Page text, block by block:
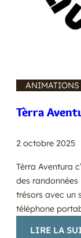
ANIMATIONS
Tèrra
2 octobre 2025
Tèrra Aventura
des randonnées
trésors avec un
téléphone
LIRE LA